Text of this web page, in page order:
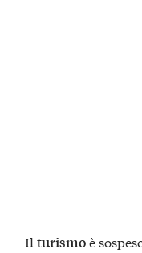
Ilturismoè